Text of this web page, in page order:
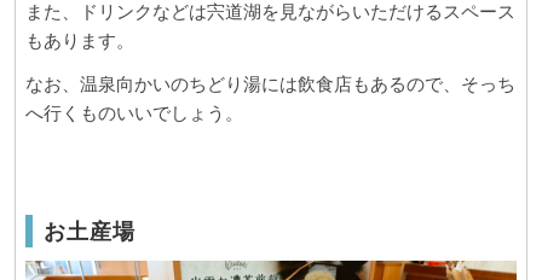
また、ドリンクなどは宍道湖を見ながらいただけるスペース
もあります。
なお、温泉向かいのちどり湯には飲食店もあるので、そっち
へ行くものいいでしょう。
お土産場